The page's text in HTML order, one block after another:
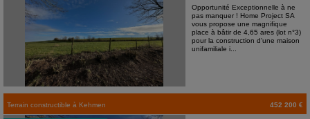
Opportunité Exceptionnelle à ne
pas manquer ! Home Project SA
vous propose une magnifique
place à bâtir de 4,65 ares (lot n°3)
pour la construction d'une maison
unifamiliale i...
Terrain constructible à Kehmen 452 200 €